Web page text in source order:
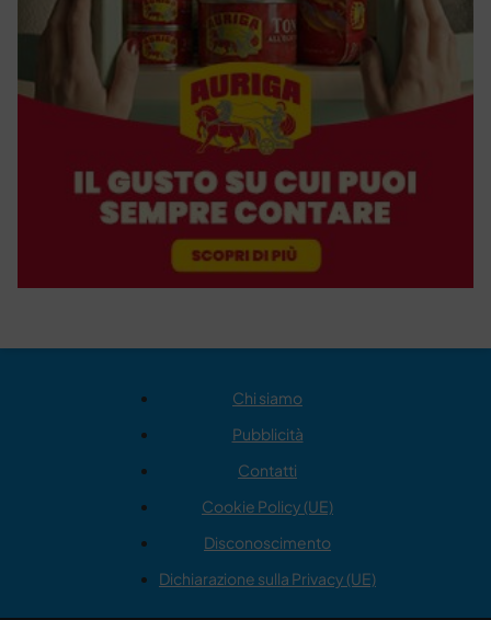
Chi siamo
Pubblicità
Contatti
Cookie Policy (UE)
Disconoscimento
Dichiarazione sulla Privacy (UE)